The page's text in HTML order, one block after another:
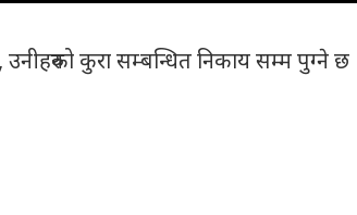
कुरा सम्बन्धित निकाय सम्म पुग्ने छ